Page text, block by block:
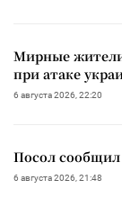
Мирные жители
при атаке
6 августа 2026, 22:20
Посол
6 августа 2026, 21:48